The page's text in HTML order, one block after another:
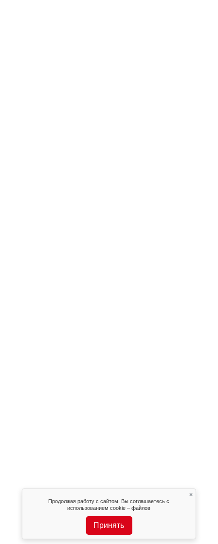
Продолжая работу с сайтом, Вы соглашаетесь с
использованием cookie – файлов
Принять
×